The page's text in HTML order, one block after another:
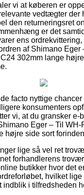
vi at køberen er
vedtægter der
den returneringsret
er det
ens
af Shimano Eger
302mm lange
facto nyttige chancer
konsumenters
vi, at du gransker e-
Eger – Til
højre side sort
lige så vel ret
forhandlerens
butikker hvor det
hvilket lige
indblik i tilfredsheden